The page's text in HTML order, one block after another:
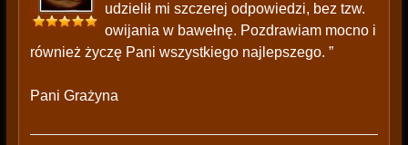
udzielił mi szczerej odpowiedzi, bez tzw.
owijania w bawełnę. Pozdrawiam mocno i
również życzę Pani wszystkiego najlepszego. ”
Pani Grażyna